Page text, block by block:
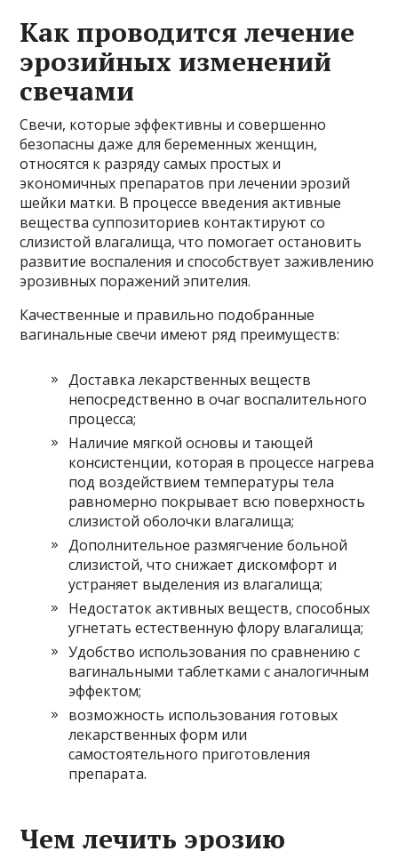
Как проводится лечение
эрозийных изменений
свечами
Свечи, которые эффективны и совершенно
безопасны даже для беременных женщин,
относятся к разряду самых простых и
экономичных препаратов при лечении эрозий
шейки матки. В процессе введения активные
вещества суппозиториев контактируют со
слизистой влагалища, что помогает остановить
развитие воспаления и способствует заживлению
эрозивных поражений эпителия.
Качественные и правильно подобранные
вагинальные свечи имеют ряд преимуществ:
Доставка лекарственных веществ
непосредственно в очаг воспалительного
процесса;
Наличие мягкой основы и тающей
консистенции, которая в процессе нагрева
под воздействием температуры тела
равномерно покрывает всю поверхность
слизистой оболочки влагалища;
Дополнительное размягчение больной
слизистой, что снижает дискомфорт и
устраняет выделения из влагалища;
Недостаток активных веществ, способных
угнетать естественную флору влагалища;
Удобство использования по сравнению с
вагинальными таблетками с аналогичным
эффектом;
возможность использования готовых
лекарственных форм или
самостоятельного приготовления
препарата.
Чем лечить эрозию